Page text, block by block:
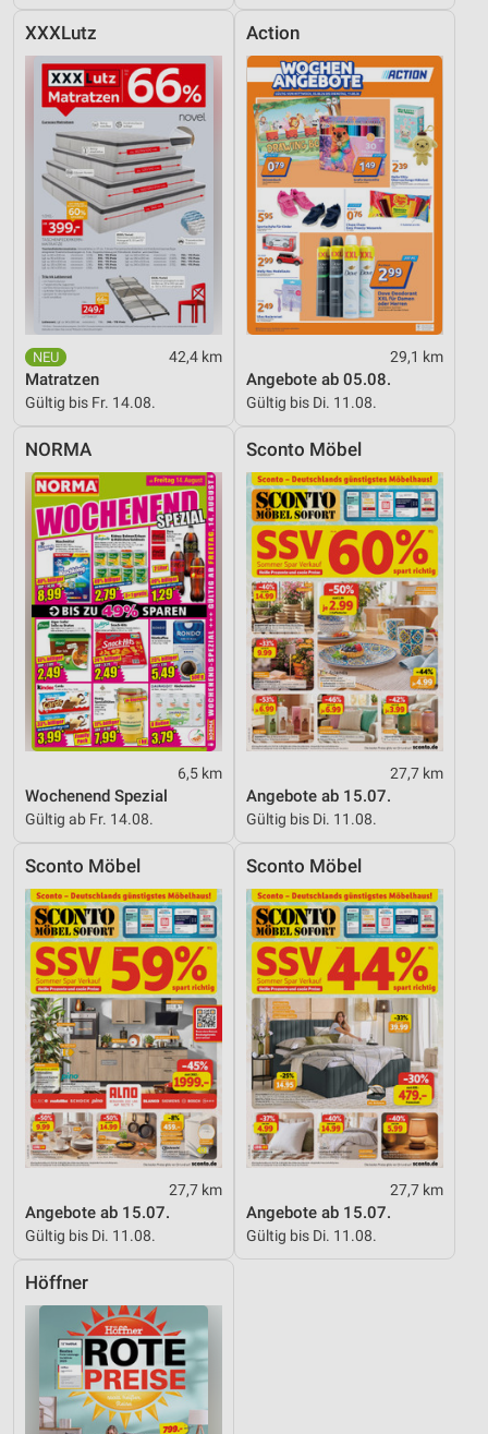
XXXLutz
42,4 km
Matratzen
Gültig bis Fr. 14.08.
Action
29,1 km
Angebote ab 05.08.
Gültig bis Di. 11.08.
NORMA
6,5 km
Wochenend Spezial
Gültig ab Fr. 14.08.
Sconto Möbel
27,7 km
Angebote ab 15.07.
Gültig bis Di. 11.08.
Sconto Möbel
27,7 km
Angebote ab 15.07.
Gültig bis Di. 11.08.
Sconto Möbel
27,7 km
Angebote ab 15.07.
Gültig bis Di. 11.08.
Höffner